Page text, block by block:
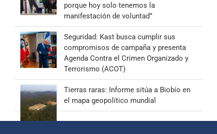
porque hoy solo tenemos la
manifestación de voluntad”
Seguridad: Kast busca cumplir sus
compromisos de campaña y presenta
Agenda Contra el Crimen Organizado y
Terrorismo (ACOT)
Tierras raras: Informe sitúa a Biobío en
el mapa geopolítico mundial